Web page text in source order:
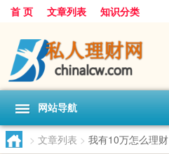
首 页 文章列表 知识分类
网站导航
> 文章列表 > 我有10万怎么理财